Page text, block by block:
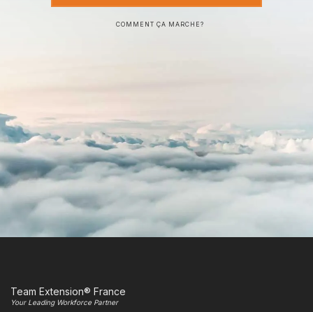
COMMENT ÇA MARCHE?
Team Extension® France
Your Leading Workforce Partner